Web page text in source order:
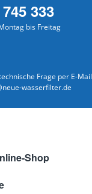
333
bis Freitag
Frage per E-Mail
wasserfilter.de
Shop